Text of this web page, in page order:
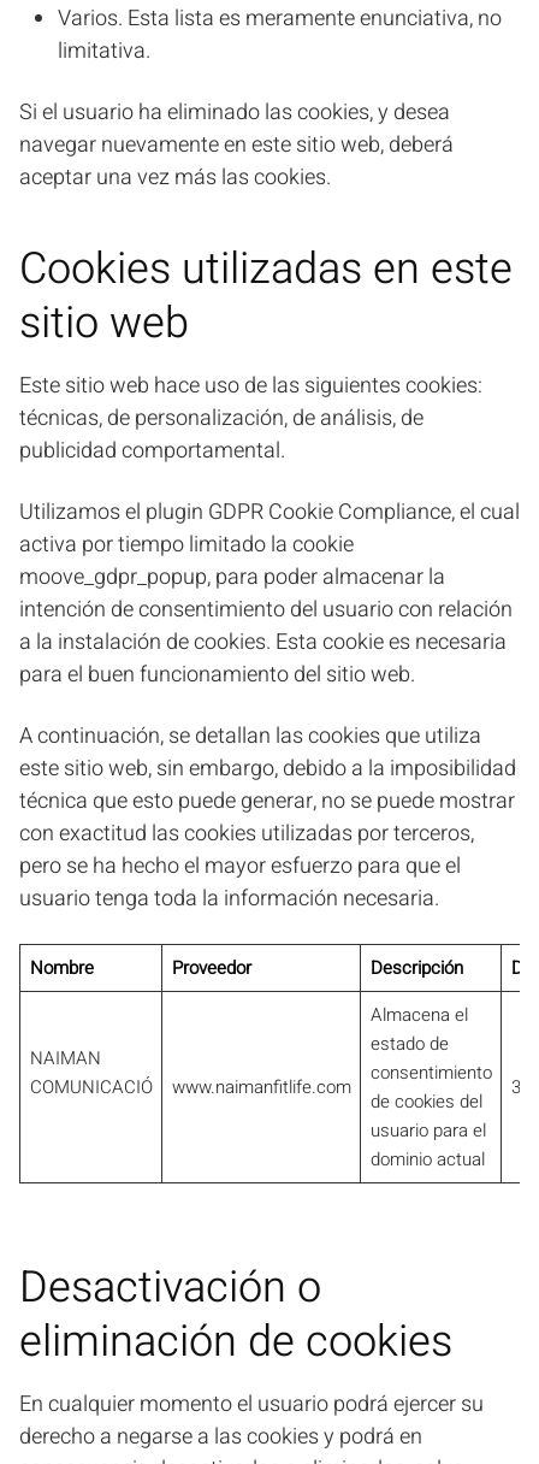
Varios. Esta lista es meramente enunciativa, no
limitativa.
Si el usuario ha eliminado las cookies, y desea
navegar nuevamente en este sitio web, deberá
aceptar una vez más las cookies.
Cookies utilizadas en este
sitio web
Este sitio web hace uso de las siguientes cookies:
técnicas, de personalización, de análisis, de
publicidad comportamental.
Utilizamos el plugin GDPR Cookie Compliance, el cual
activa por tiempo limitado la cookie
moove_gdpr_popup, para poder almacenar la
intención de consentimiento del usuario con relación
a la instalación de cookies. Esta cookie es necesaria
para el buen funcionamiento del sitio web.
A continuación, se detallan las cookies que utiliza
este sitio web, sin embargo, debido a la imposibilidad
técnica que esto puede generar, no se puede mostrar
con exactitud las cookies utilizadas por terceros,
pero se ha hecho el mayor esfuerzo para que el
usuario tenga toda la información necesaria.
Nombre Proveedor Descripción
NAIMAN
COMUNICACIÓ
www.naimanfitlife.com
Almacena el
estado de
consentimiento
de cookies del
usuario para el
dominio actual
30
Desactivación o
eliminación de cookies
En cualquier momento el usuario podrá ejercer su
derecho a negarse a las cookies y podrá en